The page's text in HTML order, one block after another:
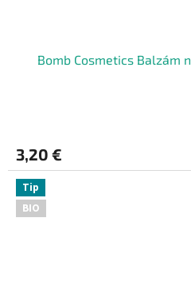
Bomb Cosmetics Balzám
3,20 €
Tip
BIO